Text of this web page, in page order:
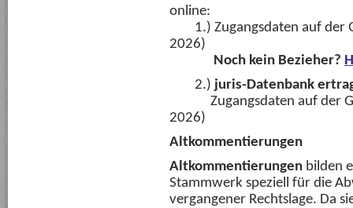
online:
1.) Zugangsdaten auf der
2026)
Noch kein Bezieher?
2.) juris-Datenbank
Zugangsdaten auf der
2026)
Altkommentierungen
Altkommentierungen bilden
Stammwerk speziell für die
vergangener Rechtslage. Da